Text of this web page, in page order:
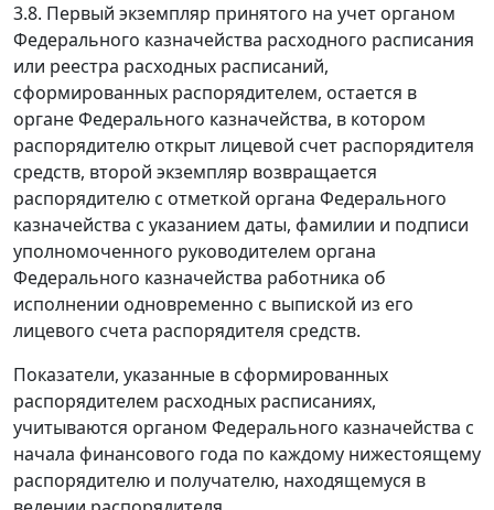
3.8. Первый экземпляр принятого на учет органом
Федерального казначейства расходного расписания
или реестра расходных расписаний,
сформированных распорядителем, остается в
органе Федерального казначейства, в котором
распорядителю открыт лицевой счет распорядителя
средств, второй экземпляр возвращается
распорядителю с отметкой органа Федерального
казначейства с указанием даты, фамилии и подписи
уполномоченного руководителем органа
Федерального казначейства работника об
исполнении одновременно с выпиской из его
лицевого счета распорядителя средств.
Показатели, указанные в сформированных
распорядителем расходных расписаниях,
учитываются органом Федерального казначейства с
начала финансового года по каждому нижестоящему
распорядителю и получателю, находящемуся в